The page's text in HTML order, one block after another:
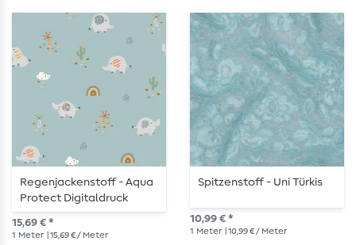
Regenjackenstoff - Aqua
Protect Digitaldruck
Elefanten Mint
15,69 € *
1 Meter | 15,69 € / Meter
Spitzenstoff - Uni Türkis
10,99 € *
1 Meter | 10,99 € / Meter